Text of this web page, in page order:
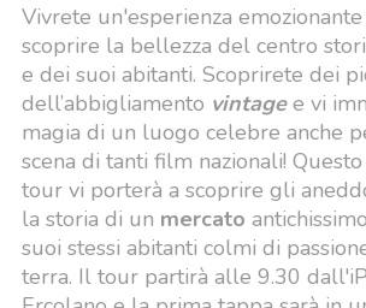
Vivrete un'esperienza
scoprire la bellezza del centro
e dei suoi abitanti. Scoprirete dei
dell’abbigliamento vintagee vi
magia di un luogo celebre anche
scena di tanti film nazionali!
tour vi porterà a scoprire gli
la storia di un mercato
suoi stessi abitanti colmi di
terra. Il tour partirà alle 9.30